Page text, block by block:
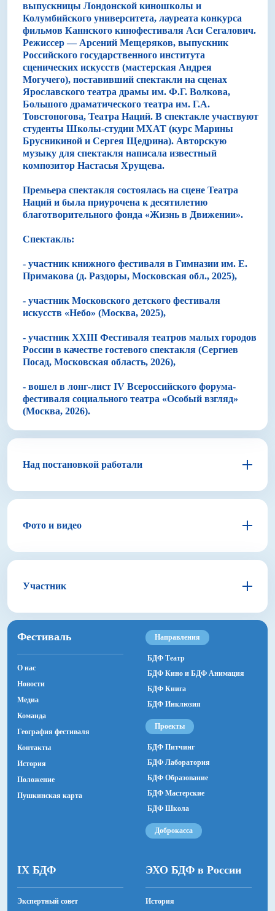
выпускницы Лондонской киношколы и
Колумбийского университета, лауреата конкурса
фильмов Каннского кинофестиваля Аси Сегалович.
Режиссер — Арсений Мещеряков, выпускник
Российского государственного института
сценических искусств (мастерская Андрея
Могучего), поставивший спектакли на сценах
Ярославского театра драмы им. Ф.Г. Волкова,
Большого драматического театра им. Г.А.
Товстоногова, Театра Наций. В спектакле участвуют
студенты Школы-студии МХАТ (курс Марины
Брусникиной и Сергея Щедрина). Авторскую
музыку для спектакля написала известный
композитор Настасья Хрущева.
Премьера спектакля состоялась на сцене Театра
Наций и была приурочена к десятилетию
благотворительного фонда «Жизнь в Движении».
Спектакль:
- участник книжного фестиваля в Гимназии им. Е.
Примакова (д. Раздоры, Московская обл., 2025),
- участник Московского детского фестиваля
искусств «Небо» (Москва, 2025),
- участник XXIII Фестиваля театров малых городов
России в качестве гостевого спектакля (Сергиев
Посад, Московская область, 2026),
- вошел в лонг-лист IV Всероссийского форума-
фестиваля социального театра «Особый взгляд»
(Москва, 2026).
Над постановкой работали
Автор
Настасья Хрущева
Художник
Хореограф
Полина Шушакова
Екатерина Чебышева
Художник-куратор
Максим Соколов
Автор идеи
Наталья Шагинян
Евгений Миронов, Наталья Шагинян, Вера Родман
В спектакле заняты:
Мария Василькова, Иван Зуборенко, Арсений Гусев,
Всеволод Корников, Даниил Кузнецов, Софья
Фото и видео
Участник
Представляем участника
Благотворительный фонд «Жизнь в
Движении» (Челябинск)
Фестиваль
О нас
Новости
Медиа
Команда
География фестиваля
Контакты
История
Положение
Пушкинская карта
Направления
БДФ Театр
БДФ Кино и БДФ Анимация
БДФ Книга
БДФ Инклюзия
Проекты
БДФ Питчинг
БДФ Лаборатория
БДФ Образование
БДФ Мастерские
БДФ Школа
Доброкасса
IX БДФ
Экспертный совет
ЭХО БДФ в России
История